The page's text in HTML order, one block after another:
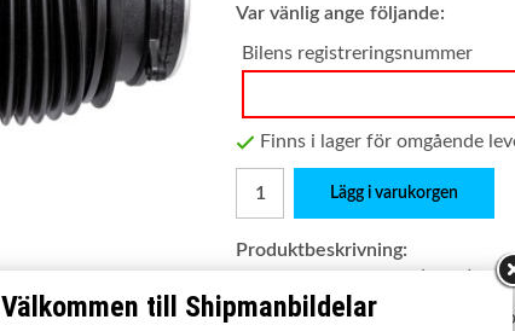
Var vänlig ange följande:
Bilens registreringsnummer
Finns i lager för omgående
Lägg i varukorgen
Produktbeskrivning:
E klass kombi (S213)
Satsen innehåller: Komplett
Välkommen till Shipmanbildelar